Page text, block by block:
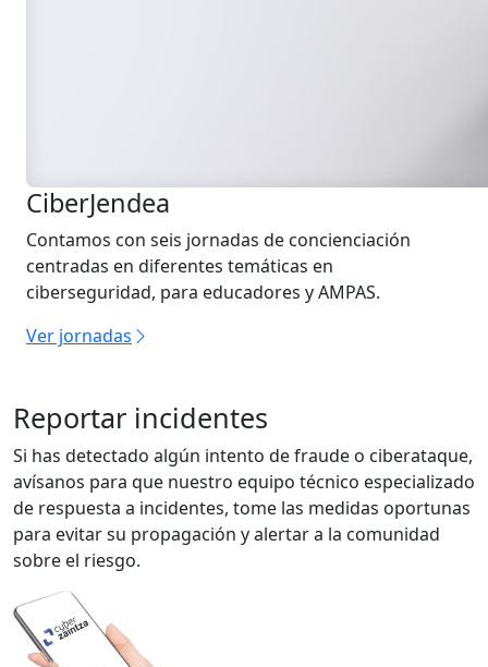
CiberJendea
Contamos con seis jornadas de concienciación
centradas en diferentes temáticas en
ciberseguridad, para educadores y AMPAS.
Ver jornadas
Reportar incidentes
Si has detectado algún intento de fraude o ciberataque,
avísanos para que nuestro equipo técnico especializado
de respuesta a incidentes, tome las medidas oportunas
para evitar su propagación y alertar a la comunidad
sobre el riesgo.